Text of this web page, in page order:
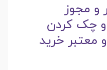
و مجوز
و چک کردن
معتبر خرید